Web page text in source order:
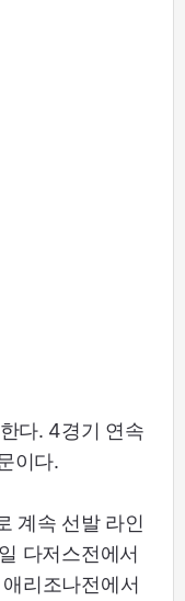
다. 4경기 연속
이다.
계속 선발 라인
다저스전에서
리조나전에서